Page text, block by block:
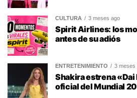
CULTURA 3 meses ago
Spirit Airlines: los
antes de su adiós
ENTRETENIMIENTO 3 meses
Shakira estrena «Dai
oficial del Mundial